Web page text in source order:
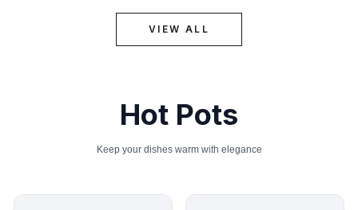
VIEW ALL
Hot Pots
Keep your dishes warm with elegance